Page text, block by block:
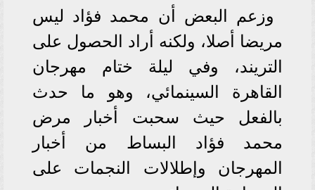
وزعم البعض أن محمد فؤاد ليس
مريضا أصلا، ولكنه أراد الحصول على
التريند، وفي ليلة ختام مهرجان
القاهرة السينمائي، وهو ما حدث
بالفعل حيث سحبت أخبار مرض
محمد فؤاد البساط من أخبار
المهرجان وإطلالات النجمات على